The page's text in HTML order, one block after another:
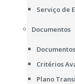
Serviço de
Documentos
Critérios
Plano
13
2016